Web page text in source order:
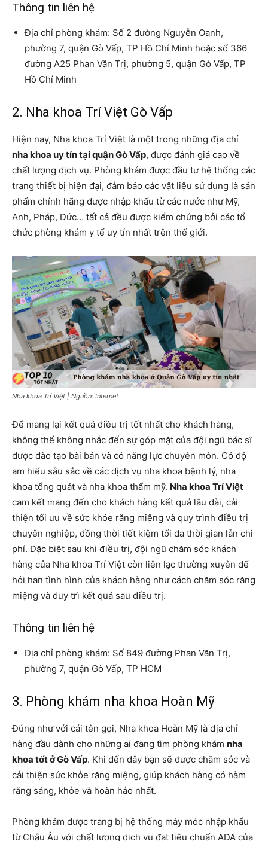
Thông tin liên hệ
Địa chỉ phòng khám: Số 2 đường Nguyễn Oanh,
phường 7, quận Gò Vấp, TP Hồ Chí Minh hoặc số 366
đường A25 Phan Văn Trị, phường 5, quận Gò Vấp, TP
Hồ Chí Minh
2. Nha khoa Trí Việt Gò Vấp
Hiện nay, Nha khoa Trí Việt là một trong những địa chỉ
nha khoa uy tín tại quận Gò Vấp, được đánh giá cao về
chất lượng dịch vụ. Phòng khám được đầu tư hệ thống các
trang thiết bị hiện đại, đảm bảo các vật liệu sử dụng là sản
phẩm chính hãng được nhập khẩu từ các nước như Mỹ,
Anh, Pháp, Đức… tất cả đều được kiểm chứng bởi các tổ
chức phòng khám y tế uy tín nhất trên thế giới.
Nha khoa Trí Việt | Nguồn: Internet
Để mang lại kết quả điều trị tốt nhất cho khách hàng,
không thể không nhắc đến sự góp mặt của đội ngũ bác sĩ
được đào tạo bài bản và có năng lực chuyên môn. Có độ
am hiểu sâu sắc về các dịch vụ nha khoa bệnh lý, nha
khoa tổng quát và nha khoa thẩm mỹ. Nha khoa Trí Việt
cam kết mang đến cho khách hàng kết quả lâu dài, cải
thiện tối ưu về sức khỏe răng miệng và quy trình điều trị
chuyên nghiệp, đồng thời tiết kiệm tối đa thời gian lẫn chi
phí. Đặc biệt sau khi điều trị, đội ngũ chăm sóc khách
hàng của Nha khoa Trí Việt còn liên lạc thường xuyên để
hỏi han tình hình của khách hàng như cách chăm sóc răng
miệng và duy trì kết quả sau điều trị.
Thông tin liên hệ
Địa chỉ phòng khám: Số 849 đường Phan Văn Trị,
phường 7, quận Gò Vấp, TP HCM
3. Phòng khám nha khoa Hoàn Mỹ
Đúng như với cái tên gọi, Nha khoa Hoàn Mỹ là địa chỉ
hàng đầu dành cho những ai đang tìm phòng khám nha
khoa tốt ở Gò Vấp. Khi đến đây bạn sẽ được chăm sóc và
cải thiện sức khỏe răng miệng, giúp khách hàng có hàm
răng sáng, khỏe và hoàn hảo nhất.
Phòng khám được trang bị hệ thống máy móc nhập khẩu
từ Châu Âu với chất lượng dịch vụ đạt tiêu chuẩn ADA của